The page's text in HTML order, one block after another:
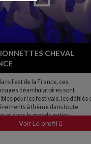
CHEVAL
l'est de la France, ces
déambulatoires sont
pour les festivals, les défilés
à thème dans toute
et dans le monde entier.
Voir Le profil